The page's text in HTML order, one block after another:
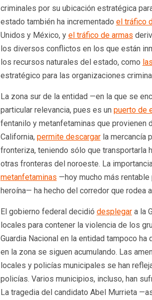
criminales por su ubicación estratégica
estado también ha incrementado el tráfico
Unidos y México, y el tráfico de armas
los diversos conflictos en los que están
los recursos naturales del estado, como
estratégico para las organizaciones
La zona sur de la entidad —en la que se
particular relevancia, pues es un puerto de
fentanilo y metanfetaminas que provienen
California, permite descargarla mercancía
fronteriza, teniendo sólo que transportarla
otras fronteras del noroeste. La
metanfetaminas —hoy mucho más rentable
heroína— ha hecho del corredor que rodea
El gobierno federal decidió desplegara la
locales para contener la violencia de los
Guardia Nacional en la entidad tampoco
en la zona se siguen acumulando. Las
locales y policías municipales se han
policías. Varios municipios, incluso, han
La tragedia del candidato Abel Murrieta